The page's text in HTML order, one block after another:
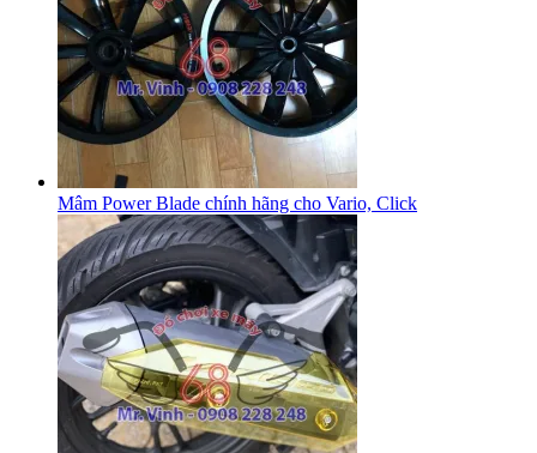
Mâm Power Blade chính hãng cho Vario, Click